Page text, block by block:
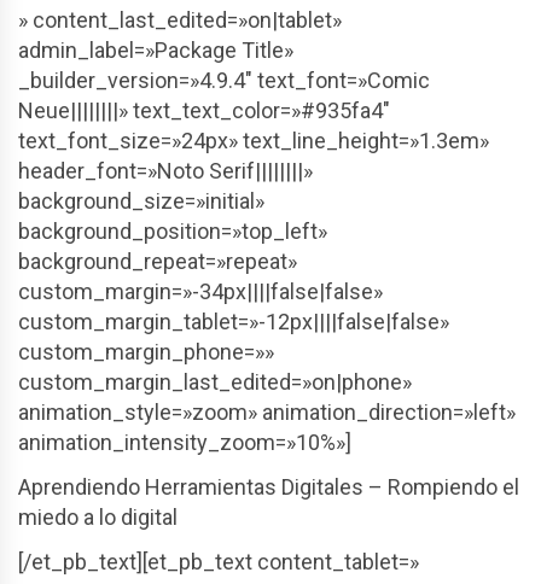
» content_last_edited=»on|tablet»
admin_label=»Package Title»
_builder_version=»4.9.4″ text_font=»Comic
Neue||||||||» text_text_color=»#935fa4″
text_font_size=»24px» text_line_height=»1.3em»
header_font=»Noto Serif||||||||»
background_size=»initial»
background_position=»top_left»
background_repeat=»repeat»
custom_margin=»-34px||||false|false»
custom_margin_tablet=»-12px||||false|false»
custom_margin_phone=»»
custom_margin_last_edited=»on|phone»
animation_style=»zoom» animation_direction=»left»
animation_intensity_zoom=»10%»]
Aprendiendo Herramientas Digitales – Rompiendo el
miedo a lo digital
[/et_pb_text][et_pb_text content_tablet=»